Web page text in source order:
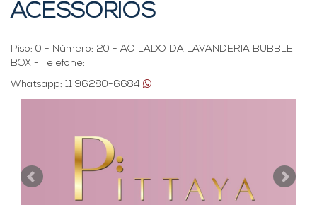
ACESSÓRIOS
Piso: 0 - Número: 20 - AO LADO DA LAVANDERIA BUBBLE
BOX - Telefone:
Whatsapp: 11 96280-6684